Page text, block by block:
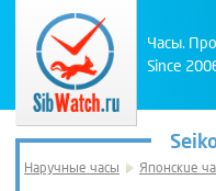
Часы.
Since
Наручные часы Японские